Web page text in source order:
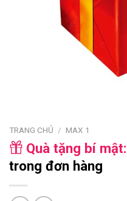
TRANG CHỦ / MAX 1
Quà tặng bí mật:
trong đơn hàng